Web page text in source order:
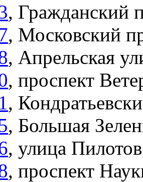
, Гражданский
, Московский
, Апрельская
, проспект
,
, Большая
, улица
, проспект